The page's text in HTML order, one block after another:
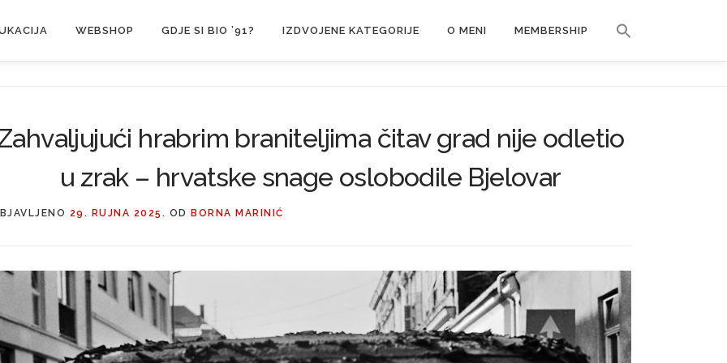
WEBSHOP GDJE SI BIO ’91? IZDVOJENE KATEGORIJE O MENI MEMBERSHIP
hrabrim braniteljima čitav grad nije odletio
u zrak – hrvatske snage oslobodile Bjelovar
29. RUJNA 2025. OD BORNA MARINIĆ